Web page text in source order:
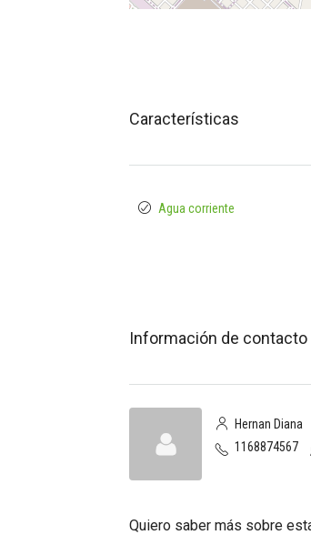
Características
Agua corriente
Información de contacto
Hernan Diana
1168874567
Quiero saber más sobre